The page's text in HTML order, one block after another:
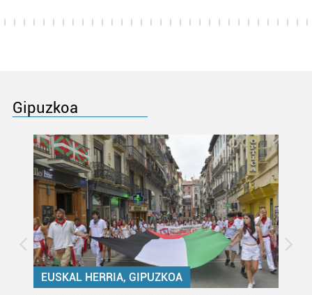
Gipuzkoa
EUSKAL HERRIA, GIPUZKOA